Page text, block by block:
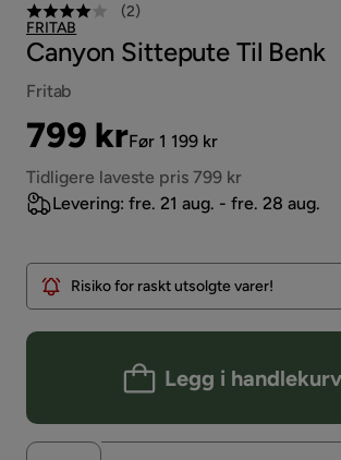
(2)
FRITAB
Canyon Sittepute Til Benk
Fritab
Pris
799 kr
Original
Pris
Før 1 199 kr
Tidligere laveste pris 799 kr
Levering: fre. 21 aug. - fre. 28 aug.
Risiko for raskt utsolgte varer!
Legg i